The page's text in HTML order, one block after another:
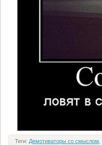
Теги: Демотиваторы со смыслом